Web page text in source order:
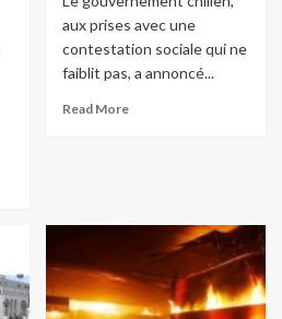
aux prises avec une
contestation sociale qui ne
faiblit pas, a annoncé...
Read More